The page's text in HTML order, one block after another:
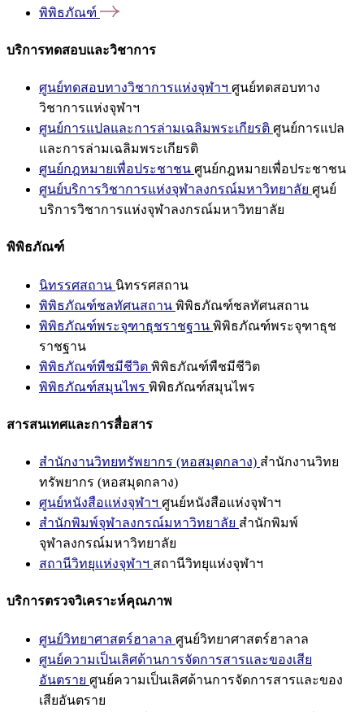
พิพิธภัณฑ์
บริการทดสอบและวิชาการ
ศูนย์ทดสอบทางวิชาการแห่งจุฬาฯ ศูนย์ทดสอบทาง
วิชาการแห่งจุฬาฯ
ศูนย์การแปลและการล่ามเฉลิมพระเกียรติ ศูนย์การแปล
และการล่ามเฉลิมพระเกียรติ
ศูนย์กฎหมายเพื่อประชาชน ศูนย์กฎหมายเพื่อประชาชน
ศูนย์บริการวิชาการแห่งจุฬาลงกรณ์มหาวิทยาลัย ศูนย์
บริการวิชาการแห่งจุฬาลงกรณ์มหาวิทยาลัย
พิพิธภัณฑ์
นิทรรศสถาน นิทรรศสถาน
พิพิธภัณฑ์ชลทัศนสถาน พิพิธภัณฑ์ชลทัศนสถาน
พิพิธภัณฑ์พระจุฑาธุชราชฐาน พิพิธภัณฑ์พระจุฑาธุช
ราชฐาน
พิพิธภัณฑ์พืชมีชีวิต พิพิธภัณฑ์พืชมีชีวิต
พิพิธภัณฑ์สมุนไพร พิพิธภัณฑ์สมุนไพร
สารสนเทศและการสื่อสาร
สำนักงานวิทยทรัพยากร (หอสมุดกลาง) สำนักงานวิทย
ทรัพยากร (หอสมุดกลาง)
ศูนย์หนังสือแห่งจุฬาฯ ศูนย์หนังสือแห่งจุฬาฯ
สำนักพิมพ์จุฬาลงกรณ์มหาวิทยาลัย สำนักพิมพ์
จุฬาลงกรณ์มหาวิทยาลัย
สถานีวิทยุแห่งจุฬาฯ สถานีวิทยุแห่งจุฬาฯ
บริการตรวจวิเคราะห์คุณภาพ
ศูนย์วิทยาศาสตร์ฮาลาล ศูนย์วิทยาศาสตร์ฮาลาล
ศูนย์ความเป็นเลิศด้านการจัดการสารและของเสีย
อันตราย ศูนย์ความเป็นเลิศด้านการจัดการสารและของ
เสียอันตราย